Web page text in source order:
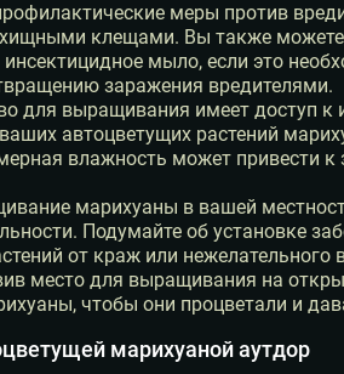
меры против
клещами. Вы также можете
мыло, если это
заражения вредителями.
для выращивания имеет доступ
автоцветущих растений
влажность может привести
марихуаны в вашей
Подумайте об установке
от краж или нежелательного
место для выращивания на
чтобы они процветали и
марихуаной аутдор